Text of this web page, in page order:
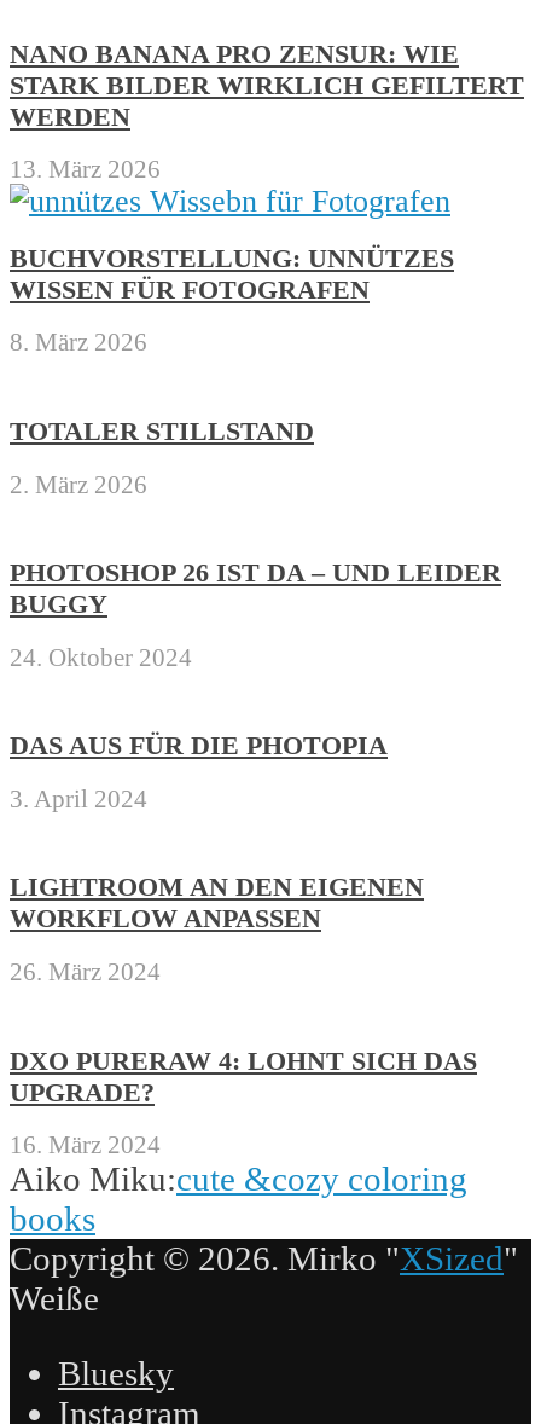
NANO BANANA PRO ZENSUR: WIE
STARK BILDER WIRKLICH GEFILTERT
WERDEN
13. März 2026
BUCHVORSTELLUNG: UNNÜTZES
WISSEN FÜR FOTOGRAFEN
8. März 2026
TOTALER STILLSTAND
2. März 2026
PHOTOSHOP 26 IST DA – UND LEIDER
BUGGY
24. Oktober 2024
DAS AUS FÜR DIE PHOTOPIA
3. April 2024
LIGHTROOM AN DEN EIGENEN
WORKFLOW ANPASSEN
26. März 2024
DXO PURERAW 4: LOHNT SICH DAS
UPGRADE?
16. März 2024
Aiko Miku:cute &cozy coloring
books
Copyright © 2026. Mirko "XSized"
Weiße
Bluesky
Instagram